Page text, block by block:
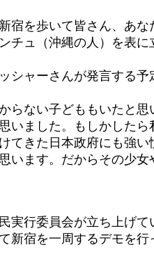
を歩いて皆さん、あな
ュ（沖縄の人）を表に
ャーさんが発言する予
ない子どももいたと思
ました。もしかした
きた日本政府にも強い
ます。だからその少
行委員会が立ち上げて
新宿を一周するデモを